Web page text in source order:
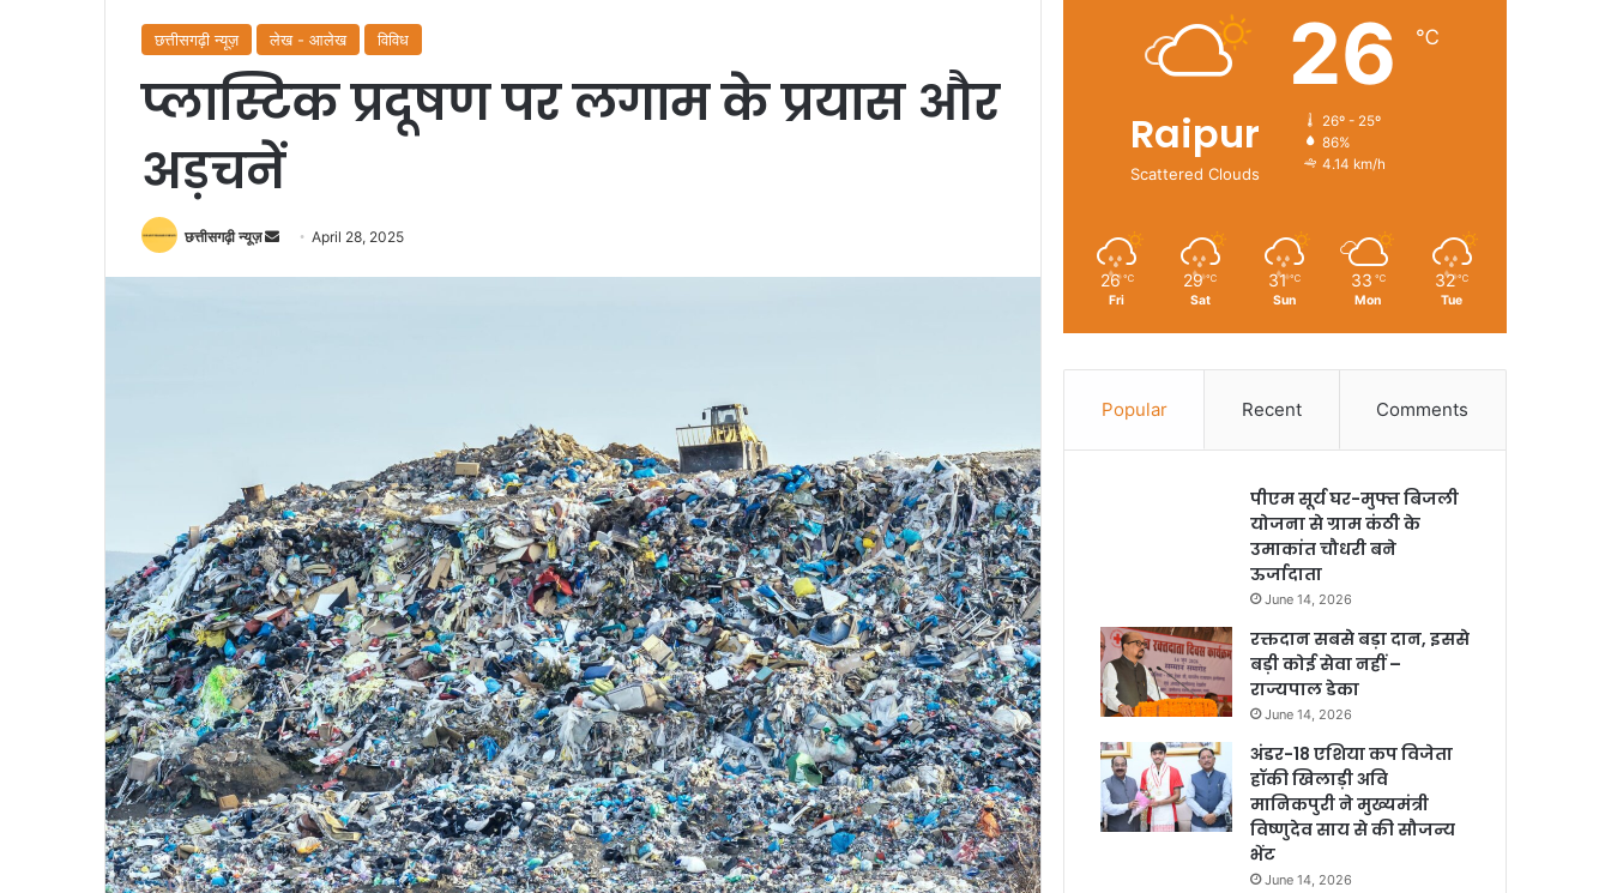
छत्तीसगढ़ी न्यूज़ लेख - आलेख विविध
प्लास्टिक प्रदूषण पर लगाम के प्रयास और
अड़चनें
छत्तीसगढ़ी न्यूज़
Send April 28, 2025
Raipur
Scattered Clouds
26 ℃
26º - 25º
86%
4.14 km/h
26 ℃
Fri
29 ℃
Sat
31 ℃
Sun
33 ℃
Mon
32 ℃
Tue
Popular Recent Comments
पीएम सूर्य घर-मुफ्त बिजली
योजना से ग्राम कंठी के
उमाकांत चौधरी बने
ऊर्जादाता
June 14, 2026
रक्तदान सबसे बड़ा दान, इससे
बड़ी कोई सेवा नहीं –
राज्यपाल डेका
June 14, 2026
अंडर-18 एशिया कप विजेता
हॉकी खिलाड़ी अवि
मानिकपुरी ने मुख्यमंत्री
विष्णुदेव साय से की सौजन्य
भेंट
June 14, 2026